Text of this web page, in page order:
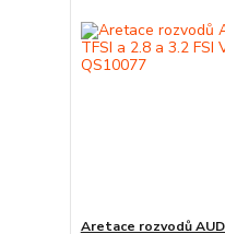
Aretace rozvodů